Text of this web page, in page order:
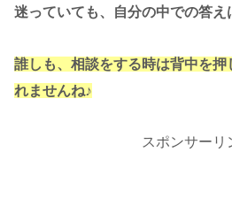
迷っていても、自分の中での答え
誰しも、相談をする時は背中を押
れませんね♪
スポンサーリ